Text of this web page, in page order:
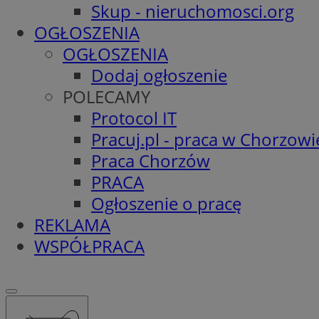
Skup - nieruchomosci.org
OGŁOSZENIA
OGŁOSZENIA
Dodaj ogłoszenie
POLECAMY
Protocol IT
Pracuj.pl - praca w
Praca Chorzów
PRACA
Ogłoszenie o pracę
REKLAMA
WSPÓŁPRACA